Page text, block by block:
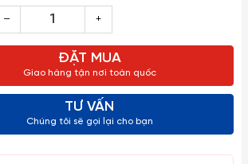
– +
ĐẶT MUA
Giao hàng tận nơi toàn quốc
TƯ VẤN
Chúng tôi sẽ gọi lại cho bạn